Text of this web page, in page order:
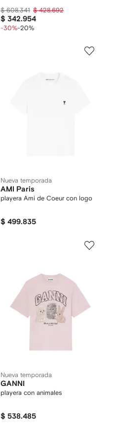
$ 608.341 $ 428.692
$ 342.954
-30%-20%
Nueva temporada
AMI Paris
playera Ami de Coeur con logo
$ 499.835
Nueva temporada
GANNI
playera con animales
$ 538.485